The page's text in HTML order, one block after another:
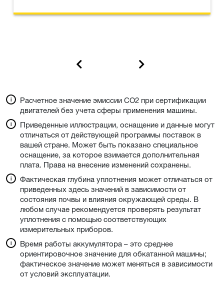
Расчетное значение эмиссии CO2 при сертификации
двигателей без учета сферы применения машины.
Приведенные иллюстрации, оснащение и данные могут
отличаться от действующей программы поставок в
вашей стране. Может быть показано специальное
оснащение, за которое взимается дополнительная
плата. Права на внесение изменений сохранены.
Фактическая глубина уплотнения может отличаться от
приведенных здесь значений в зависимости от
состояния почвы и влияния окружающей среды. В
любом случае рекомендуется проверять результат
уплотнения с помощью соответствующих
измерительных приборов.
Время работы аккумулятора – это среднее
ориентировочное значение для обкатанной машины;
фактическое значение может меняться в зависимости
от условий эксплуатации.